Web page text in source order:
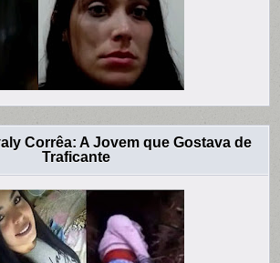
Corrêa: A Jovem que Gostava de
Traficante